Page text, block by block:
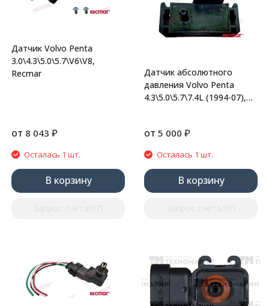
Датчик Volvo Penta
3.0\4.3\5.0\5.7\V6\V8,
Recmar
от 8 043 ₽
Осталась 1 шт.
В корзину
Датчик абсолютного
давления Volvo Penta
4.3\5.0\5.7\7.4L (1994-07),
от 5 000 ₽
Осталась 1 шт.
В корзину